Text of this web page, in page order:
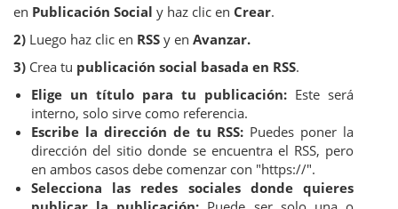
en Publicación Social y haz clic en Crear.
2) Luego haz clic en RSS y en Avanzar.
3) Crea tu publicación social basada en RSS.
Elige un título para tu publicación: Este será
interno, solo sirve como referencia.
Escribe la dirección de tu RSS: Puedes poner la
dirección del sitio donde se encuentra el RSS, pero
en ambos casos debe comenzar con "https://".
Selecciona las redes sociales donde quieres